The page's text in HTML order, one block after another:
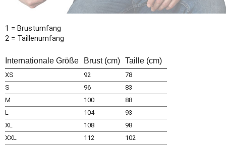
1 = Brustumfang
2 = Taillenumfang
Internationale Größe Brust (cm) Taille (cm)
XS 92
78
S
96
83
M
100
88
L
104
93
XL
108
98
XXL
112
102